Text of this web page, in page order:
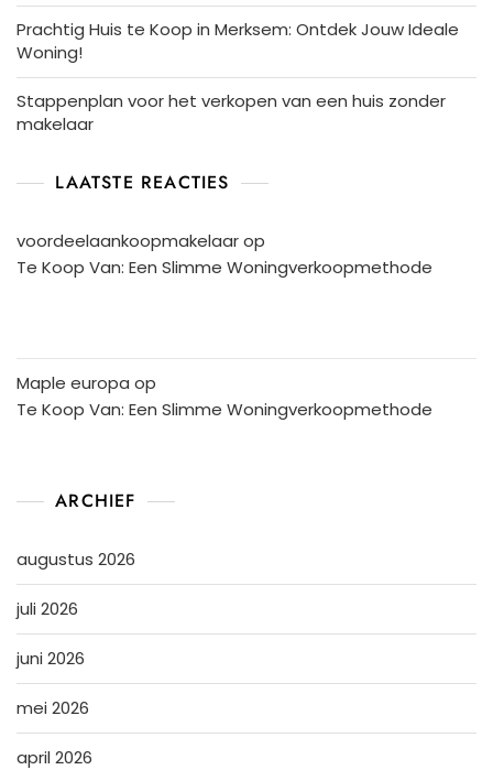
Prachtig Huis te Koop in Merksem: Ontdek Jouw Ideale
Woning!
Stappenplan voor het verkopen van een huis zonder
makelaar
LAATSTE REACTIES
voordeelaankoopmakelaarop
Te Koop Van: Een Slimme Woningverkoopmethode
Maple europa op
Te Koop Van: Een Slimme Woningverkoopmethode
ARCHIEF
augustus 2026
juli 2026
juni 2026
mei 2026
april 2026